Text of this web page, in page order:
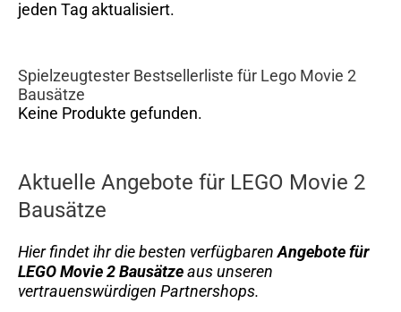
jeden Tag aktualisiert.
Spielzeugtester Bestsellerliste für Lego Movie 2
Bausätze
Keine Produkte gefunden.
Aktuelle Angebote für LEGO Movie 2
Bausätze
Hier findet ihr die besten verfügbarenAngebote für
LEGO Movie 2 Bausätzeaus unseren
vertrauenswürdigen Partnershops.